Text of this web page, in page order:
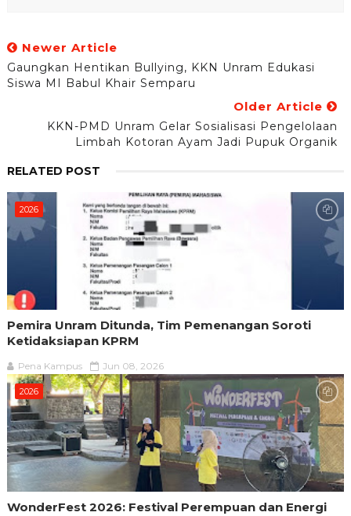
Newer Article
Gaungkan Hentikan Bullying, KKN Unram Edukasi
Siswa MI Babul Khair Semparu
Older Article
KKN-PMD Unram Gelar Sosialisasi Pengelolaan
Limbah Kotoran Ayam Jadi Pupuk Organik
RELATED POST
2026
Pemira Unram Ditunda, Tim Pemenangan Soroti
Ketidaksiapan KPRM
Pena Kampus Jun 08, 2026
2026
WonderFest 2026: Festival Perempuan dan Energi